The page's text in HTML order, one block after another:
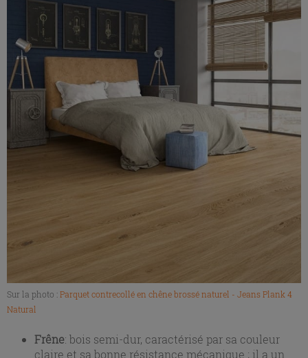
Sur la photo :Parquet contrecollé en chêne brossé naturel - Jeans Plank 4
Natural
Frêne: bois semi-dur, caractérisé par sa couleur
claire et sa bonne résistance mécanique ; il a un